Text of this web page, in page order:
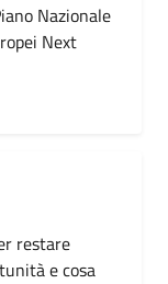
Nazionale
Next
restare
e cosa